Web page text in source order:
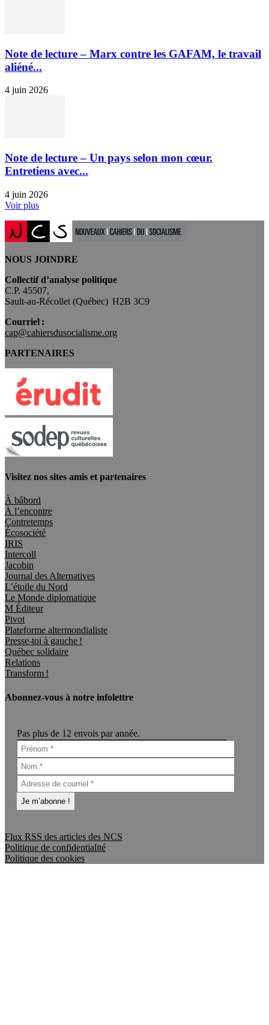
Note de lecture – Marx contre les GAFAM, le travail
aliéné...
4 juin 2026
Note de lecture – Un pays selon mon cœur.
Entretiens avec...
4 juin 2026
Voir plus
NOUS JOINDRE
Collectif d’analyse politique
C.P. 45507,
Sault-au-Récollet (Québec) H2B 3C9
Courriel :
cap@cahiersdusocialisme.org
PARTENAIRES
Visitez nos sites amis et partenaires
À bâbord
À l’encontre
Contretemps
Écosociété
IRIS
Intercoll
Jacobin
Journal des Alternatives
L’étoile du Nord
Le Monde diplomatique
M Éditeur
Pivot
Plateforme altermondialiste
Presse-toi à gauche !
Québec solidaire
Relations
Transform !
Abonnez-vous à notre infolettre
Pas plus de 12 envois par année.
Flux RSS des articles des NCS
Politique de confidentialité
Politique des cookies